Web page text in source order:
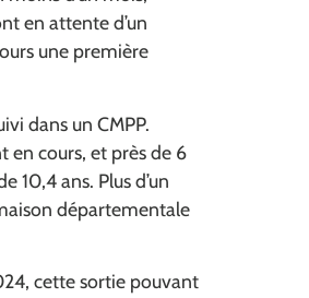
en attente d’un
une première
dans un CMPP.
en cours, et près de 6
10,4 ans. Plus d’un
départementale
cette sortie pouvant